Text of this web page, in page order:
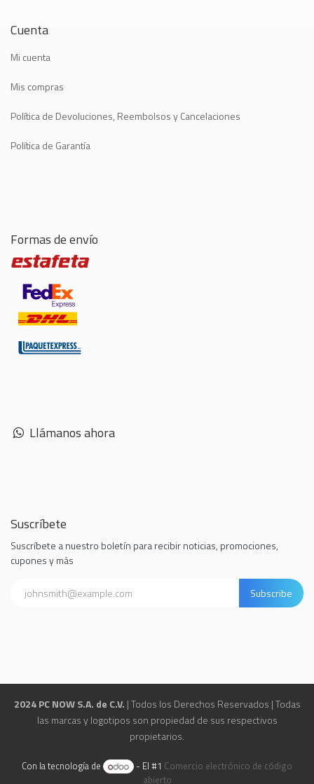
Cuenta
Mi cuenta
Mis compras
Política de Devoluciones, Reembolsos y Cancelaciones
Política de Garantía
Formas de envío
Llámanos ahora
Suscríbete
Suscríbete a nuestro boletín para recibir noticias, promociones,
cupones y más
Subscribe
2024 PC NOW S.A. de C.V. | Todos los Derechos Reservados | Todas
las marcas y logotipos son propiedad de sus respectivos
propietarios.
Con la tecnología de - El #1 Comercio electrónico de código
abierto